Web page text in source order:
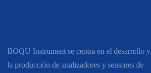
BOQU Instrument se centra en el desarrollo y
la producción de analizadores y sensores de